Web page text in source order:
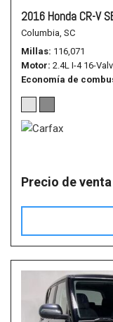
2016 Honda CR-V
Columbia, SC
Millas 116,071
Motor 2.4L I-4 16-
Economía de
Precio de venta